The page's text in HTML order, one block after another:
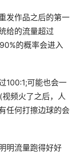
发作品之后的第一
给的流量超过
的概率会进入
100:1;可能也会一
频火了之后，人
任何打擦边球的会
明流量跑得好好